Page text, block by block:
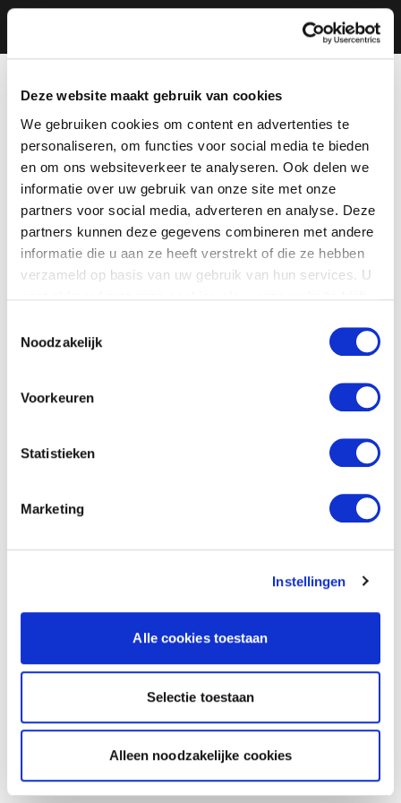
Deze website maakt gebruik van cookies
We gebruiken cookies om content en advertenties te
personaliseren, om functies voor social media te bieden
en om ons websiteverkeer te analyseren. Ook delen we
informatie over uw gebruik van onze site met onze
partners voor social media, adverteren en analyse. Deze
partners kunnen deze gegevens combineren met andere
informatie die u aan ze heeft verstrekt of die ze hebben
verzameld op basis van uw gebruik van hun services. U
Noodzakelijk
Voorkeuren
Statistieken
Marketing
Instellingen
Alle cookies toestaan
Selectie toestaan
Alleen noodzakelijke cookies